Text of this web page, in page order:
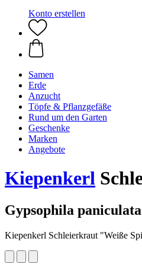
Konto erstellen
Samen
Erde
Anzucht
Töpfe & Pflanzgefäße
Rund um den Garten
Geschenke
Marken
Angebote
Kiepenkerl
Gypsophila paniculata
Kiepenkerl Schleierkraut "Weiße